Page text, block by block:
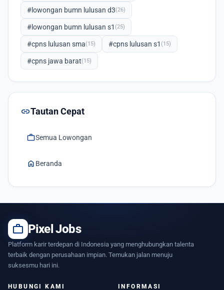
#lowongan bumn lulusan d3(26)
#lowongan bumn lulusan s1 (25)
#cpns lulusan sma(15) #cpns lulusan s1 (15)
#cpns jawa barat(15)
linkTautan Cepat
workSemua Lowongan
home Beranda
work Pixel Jobs
Platform karir terdepan di Indonesia yang menghubungkan talenta
terbaik dengan perusahaan impian. Temukan jalan menuju
suksesmu hari ini.
HUBUNGI KAMI INFORMASI